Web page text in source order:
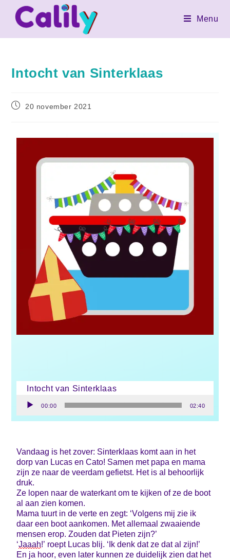
Menu
Intocht van Sinterklaas
20 november 2021
Intocht van Sinterklaas
Audiospeler
00:00 02:40
Vandaag is het zover: Sinterklaas komt aan in het
dorp van Lucas en Cato! Samen met papa en mama
zijn ze naar de veerdam gefietst. Het is al behoorlijk
druk.
Ze lopen naar de waterkant om te kijken of ze de boot
al aan zien komen.
Mama tuurt in de verte en zegt: ‘Volgens mij zie ik
daar een boot aankomen. Met allemaal zwaaiende
mensen erop. Zouden dat Pieten zijn?’
‘Jaaah!’ roept Lucas blij. ‘Ik denk dat ze dat al zijn!’
En ja hoor, even later kunnen ze duidelijk zien dat het